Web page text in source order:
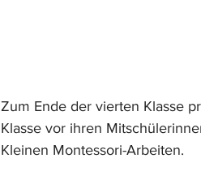
Zum Ende der vierten Klasse
Klasse vor ihren
Kleinen Montessori-Arbeiten.